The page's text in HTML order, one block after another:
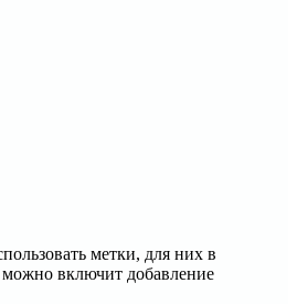
метки, для них в
включит добавление